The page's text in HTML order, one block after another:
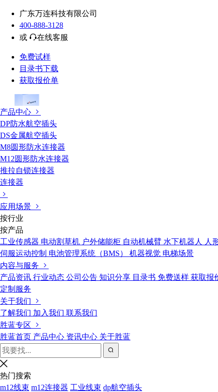
广东万连科技有限公司
400-888-3128
或
在线客服
免费试样
目录书下载
获取报价单
产品中心
DP防水航空插头
DS金属航空插头
M8圆形防水连接器
M12圆形防水连接器
推拉自锁连接器
连接器
应用场景
按行业
按产品
工业传感器 电动割草机 户外储能柜 自动机械臂 水下机器人
人
伺服运动控制 电池管理系统（BMS） 机器视觉 电梯场景
内容与服务
产品资讯 行业动态 公司公告 知识分享 目录书 免费送样 获取报
定制服务
关于我们
了解我们 加入我们 联系我们
胜蓝专区
胜蓝首页 产品中心 资讯中心 关于胜蓝
热门搜索
m12线束 m12连接器 工业线束 dp航空插头